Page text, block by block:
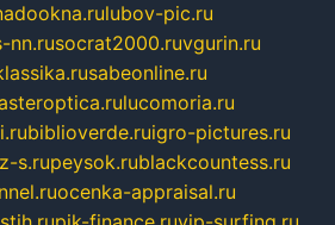
lubov-pic.ru
nn.rusocrat2000.ruvgurin.ru
sabeonline.ru
lucomoria.ru
biblioverde.ruigro-pictures.ru
s.rupeysok.rublackcountess.ru
ocenka-appraisal.ru